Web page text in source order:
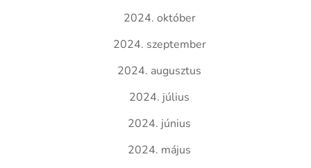
2024. október
2024. szeptember
2024. augusztus
2024. július
2024. június
2024. május